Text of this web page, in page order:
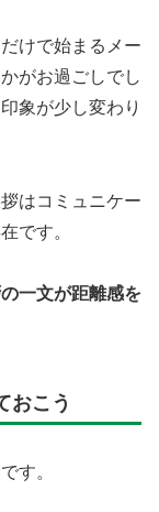
けで始まるメー
がお過ごしでし
象が少し変わり
はコミュニケー
です。
一文が距離感を
おこう
す。